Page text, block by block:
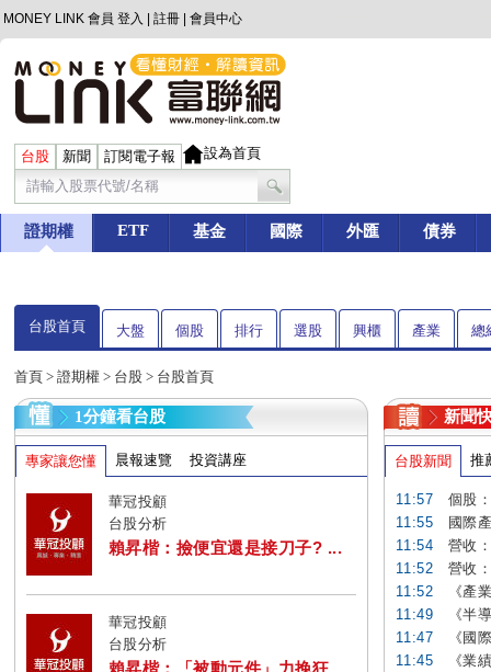
MONEY LINK 會員 登入 註冊 會員中心
台股 新聞 訂閱電子報 設為首頁
證期權 ETF 基金 國際 外匯 債券
台股首頁 大盤 個股 排行 選股 興櫃 產業 總
首頁 > 證期權 > 台股 > 台股首頁
1分鐘看台股
專家讓您懂 晨報速覽 投資講座
華冠投顧
台股分析
賴昇楷：撿便宜還是接刀子? ...
華冠投顧
台股分析
賴昇楷：「被動元件」力挽狂
新聞
台股新聞 推
11:57
個股
11:55
國際
11:54
營收
11:52
營收
11:52
《產
11:49
《半
11:47
《國
11:45
《業